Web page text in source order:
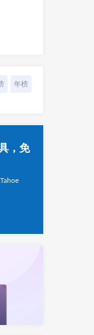
年榜
，免